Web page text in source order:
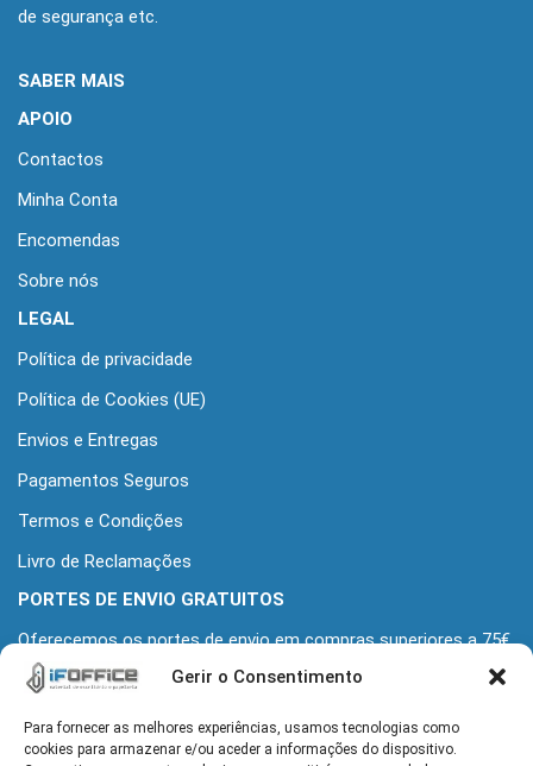
Gerir o Consentimento
Para fornecer as melhores experiências, usamos tecnologias como
cookies para armazenar e/ou aceder a informações do dispositivo.
de segurança etc.
SABER MAIS
APOIO
Contactos
Minha Conta
Encomendas
Sobre nós
LEGAL
Política de privacidade
Política de Cookies (UE)
Envios e Entregas
Pagamentos Seguros
Termos e Condições
Livro de Reclamações
PORTES DE ENVIO GRATUITOS
Oferecemos os portes de envio em compras superiores a 75€
+iva
MORADA
Alameda Grupo Desportivo Alcochetense 139